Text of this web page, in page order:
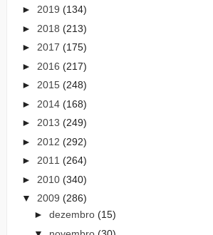
► 2019 (134)
► 2018 (213)
► 2017 (175)
► 2016 (217)
► 2015 (248)
► 2014 (168)
► 2013 (249)
► 2012 (292)
► 2011 (264)
► 2010 (340)
▼ 2009 (286)
► dezembro (15)